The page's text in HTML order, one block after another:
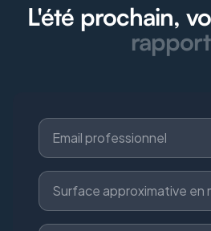
L'été prochain,